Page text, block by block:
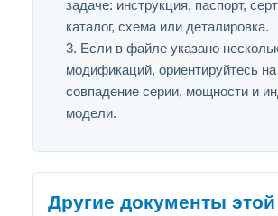
задаче: инструкция, паспорт,
каталог, схема или деталировка.
Если в файле указано
модификаций, ориентируйтесь
совпадение серии, мощности и
модели.
Другие документы